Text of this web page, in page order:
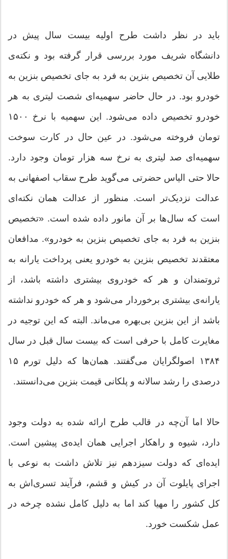
باید در نظر داشت طرح اولیه بیست سال پیش در
دانشگاه شریف مورد بررسی قرار گرفته بود و نکته‌ی
طلایی آن تخصیص بنزین به فرد به جای تخصیص بنزین به
خودرو بود. در حال حاضر سهمیه‌ای شصت لیتری به هر
خودرو تخصیص داده می‌شود. این سهمیه با نرخ ۱۵۰۰
تومان فروخته می‌شود. در عین حال در کارت سوخت
سهمیه‌ای صد لیتری به نرخ سه هزار تومان وجود دارد.
حالا حتی الیاس حضرتی می‌گوید طرح سقاب اصفهانی به
عدالت نزدیک‌تر است. منظور از عدالت همان نکته‌ای
است که سال‌ها بر آن مانور داده شده است. «تخصیص
بنزین به فرد به جای تخصیص بنزین به خودرو». مدافعان
معتقدند تخصیص بنزین به خودرو یعنی پرداخت یارانه به
ثروتمندان و هر که خودروی بیشتری داشته باشد، از
یارانه‌ی بیشتری برخوردار می‌شود و هر که خودرو نداشته
باشد از این بنزین بی‌بهره می‌ماند. البته که این توجیه در
مغایرت کامل با حرفی است که بیست سال قبل در سال
۱۳۸۴ اصولگرایان می‌گفتند. همان‌ها که دلیل تورم ۱۵
درصدی را رشد سالانه و پلکانی قیمت بنزین می‌دانستند.
حالا اما آن‌چه در قالب طرح ارائه شده به دولت وجود
دارد، شیوه و راهکار اجرایی همان ایده‌ی پیشین است.
ایده‌ای که دولت سیزدهم نیز تلاش داشت به نوعی با
اجرای پایلوت آن در کیش و قشم، فرآیند تسری‌اش به
کل کشور را مهیا کند اما به دلیل کامل نشده چرخه در
عمل شکست خورد.